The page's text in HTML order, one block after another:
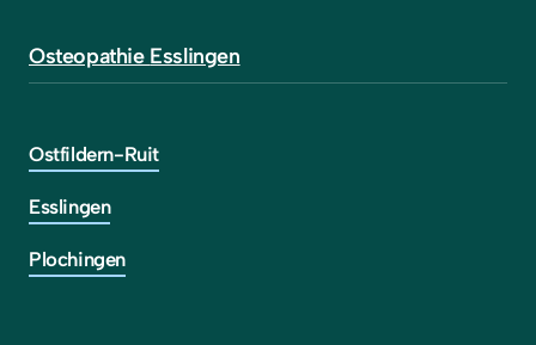
Osteopathie Esslingen
Ostfildern-Ruit
Esslingen
Plochingen